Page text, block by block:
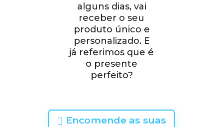
alguns dias, vai
receber o seu
produto único e
personalizado. E
já referimos que é
o presente
perfeito?
Encomende as suas